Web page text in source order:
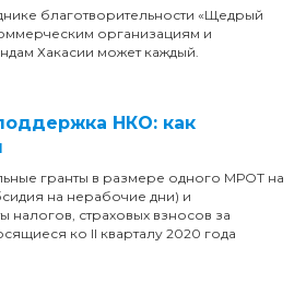
благотворительности «Щедрый
организациям и
Хакасии может каждый.
НКО: как
гранты в размере одного МРОТ на
на нерабочие дни) и
налогов, страховых взносов за
ко II кварталу 2020 года